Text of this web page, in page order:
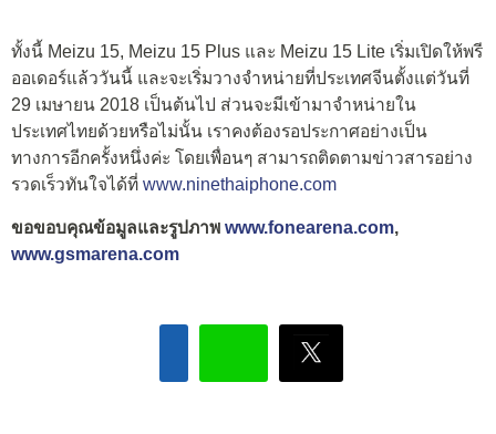
ทั้งนี้ Meizu 15, Meizu 15 Plus และ Meizu 15 Lite เริ่มเปิดให้พรี
ออเดอร์แล้ววันนี้ และจะเริ่มวางจำหน่ายที่ประเทศจีนตั้งแต่วันที่
29 เมษายน 2018 เป็นต้นไป ส่วนจะมีเข้ามาจำหน่ายใน
ประเทศไทยด้วยหรือไม่นั้น เราคงต้องรอประกาศอย่างเป็น
ทางการอีกครั้งหนึ่งค่ะ โดยเพื่อนๆ สามารถติดตามข่าวสารอย่าง
รวดเร็วทันใจได้ที่ www.ninethaiphone.com
ขอขอบคุณข้อมูลและรูปภาพ www.fonearena.com,
www.gsmarena.com